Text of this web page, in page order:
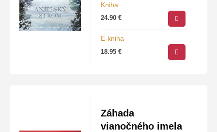
získa srdcia filmových divákov.
Na rozdiel od svojej matky
Cheska…
Kniha
24.90€
E-kniha
18.95€
Záhada
vianočného imela